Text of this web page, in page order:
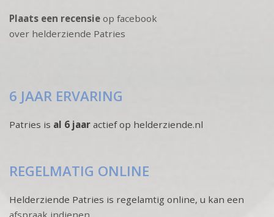
Plaats een recensie op facebook
over helderziende Patries
6 JAAR ERVARING
Patries is al 6 jaar actief op helderziende.nl
REGELMATIG ONLINE
Helderziende Patries is regelamtig online, u kan een
afspraak indienen.